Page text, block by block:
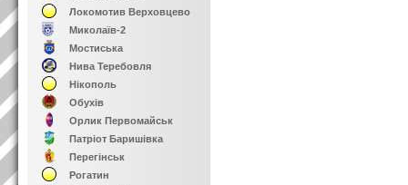
Локомотив Верховцево
Миколаїв-2
Мостиська
Нива Теребовля
Нікополь
Обухів
Орлик Первомайськ
Патріот Баришівка
Перегінськ
Рогатин